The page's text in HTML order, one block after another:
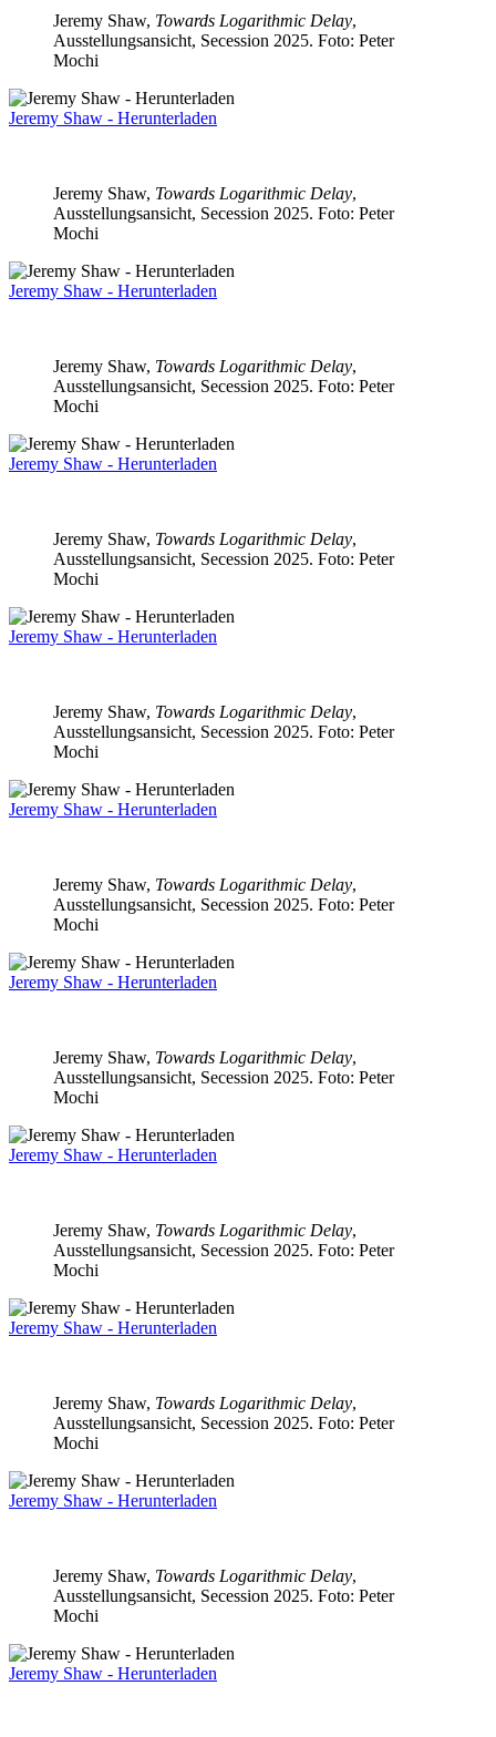
Jeremy Shaw, Towards Logarithmic Delay,
Ausstellungsansicht, Secession 2025. Foto: Peter
Mochi
Jeremy Shaw - Herunterladen
Jeremy Shaw, Towards Logarithmic Delay,
Ausstellungsansicht, Secession 2025. Foto: Peter
Mochi
Jeremy Shaw - Herunterladen
Jeremy Shaw, Towards Logarithmic Delay,
Ausstellungsansicht, Secession 2025. Foto: Peter
Mochi
Jeremy Shaw - Herunterladen
Jeremy Shaw, Towards Logarithmic Delay,
Ausstellungsansicht, Secession 2025. Foto: Peter
Mochi
Jeremy Shaw - Herunterladen
Jeremy Shaw, Towards Logarithmic Delay,
Ausstellungsansicht, Secession 2025. Foto: Peter
Mochi
Jeremy Shaw - Herunterladen
Jeremy Shaw, Towards Logarithmic Delay,
Ausstellungsansicht, Secession 2025. Foto: Peter
Mochi
Jeremy Shaw - Herunterladen
Jeremy Shaw, Towards Logarithmic Delay,
Ausstellungsansicht, Secession 2025. Foto: Peter
Mochi
Jeremy Shaw - Herunterladen
Jeremy Shaw, Towards Logarithmic Delay,
Ausstellungsansicht, Secession 2025. Foto: Peter
Mochi
Jeremy Shaw - Herunterladen
Jeremy Shaw, Towards Logarithmic Delay,
Ausstellungsansicht, Secession 2025. Foto: Peter
Mochi
Jeremy Shaw - Herunterladen
Jeremy Shaw, Towards Logarithmic Delay,
Ausstellungsansicht, Secession 2025. Foto: Peter
Mochi
Jeremy Shaw - Herunterladen